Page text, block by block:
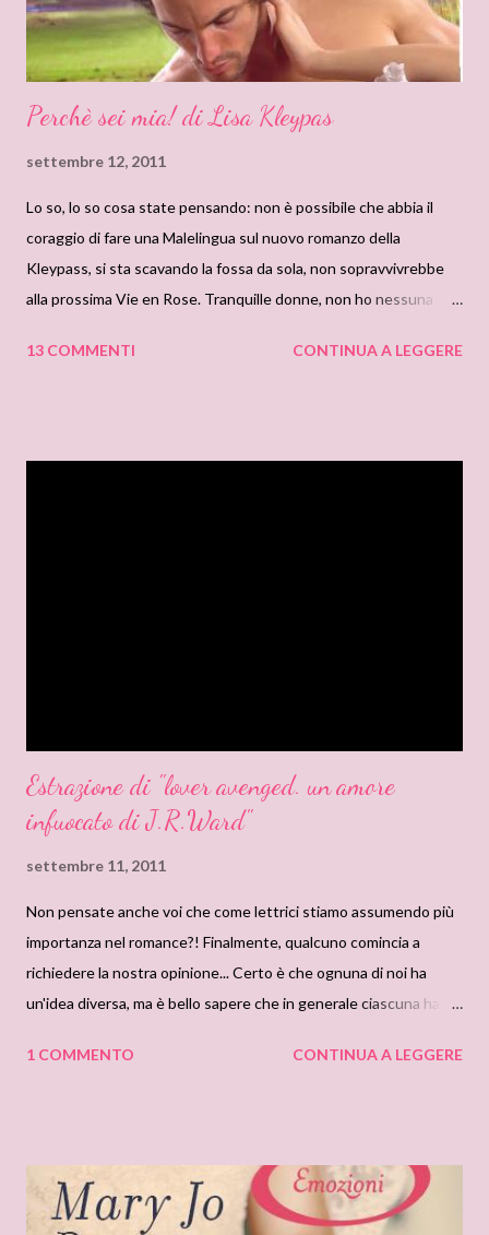
Perchè sei mia! di Lisa Kleypas
settembre 12, 2011
Lo so, lo so cosa state pensando: non è possibile che abbia il
coraggio di fare una Malelingua sul nuovo romanzo della
Kleypass, si sta scavando la fossa da sola, non sopravvivrebbe
alla prossima Vie en Rose. Tranquille donne, non ho nessuna
romanzo, tutt’altro. Eh, si! Ricomponete le voste mascelle,
13 COMMENTI CONTINUA A LEGGERE
Estrazione di "lover avenged. un amore
infuocato di J.R.Ward"
settembre 11, 2011
Non pensate anche voi che come lettrici stiamo assumendo più
importanza nel romance?! Finalmente, qualcuno comincia a
richiedere la nostra opinione... Certo è che ognuna di noi ha
un'idea diversa, ma è bello sapere che in generale ciascuna ha la
Mondolibri ci ha dato una grande opportunità a proposito di un
Confraternita del pugnale nero, "Lover avenged - un amore
infuocato". Secondo l'estrazione del lotto di sabato 10
1 COMMENTO CONTINUA A LEGGERE